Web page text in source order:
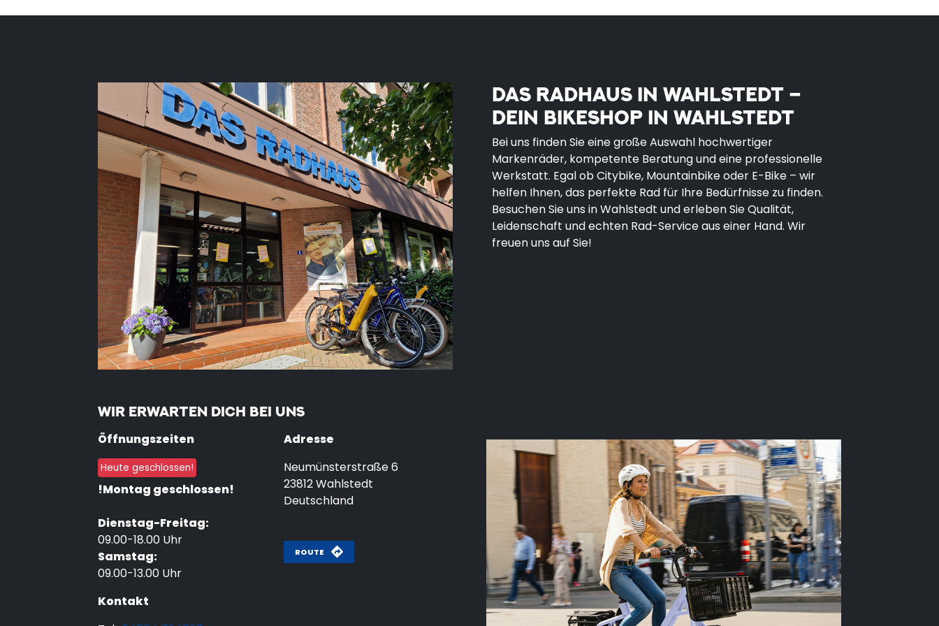
WIR ERWARTEN DICH BEI UNS
Öffnungszeiten
Heute geschlossen!
!Montag geschlossen!
Dienstag-Freitag:
09.00-18.00 Uhr
Samstag:
09.00-13.00 Uhr
Adresse
Neumünsterstraße 6
23812Wahlstedt
Deutschland
ROUTE
Kontakt
DAS RADHAUS IN WAHLSTEDT –
DEIN BIKESHOP IN WAHLSTEDT
Bei uns finden Sie eine große Auswahl hochwertiger
Markenräder, kompetente Beratung und eine professionelle
Werkstatt. Egal ob Citybike, Mountainbike oder E-Bike – wir
helfen Ihnen, das perfekte Rad für Ihre Bedürfnisse zu finden.
Besuchen Sie uns in Wahlstedt und erleben Sie Qualität,
Leidenschaft und echten Rad-Service aus einer Hand. Wir
freuen uns auf Sie!